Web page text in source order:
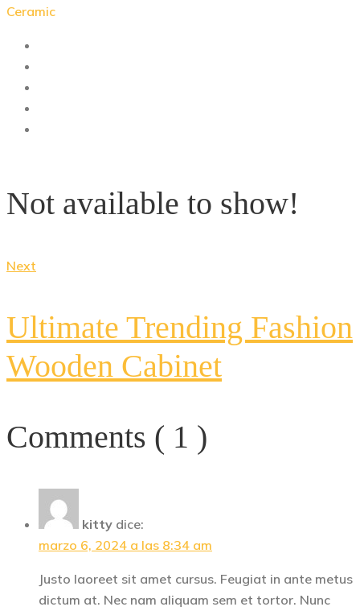
Ceramic
Not available to show!
Next
Ultimate Trending Fashion
Wooden Cabinet
Comments ( 1 )
kitty dice:
marzo 6, 2024 a las 8:34 am
Justo laoreet sit amet cursus. Feugiat in ante metus
dictum at. Nec nam aliquam sem et tortor. Nunc